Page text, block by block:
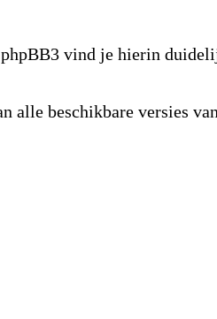
vind je hierin
beschikbare versies